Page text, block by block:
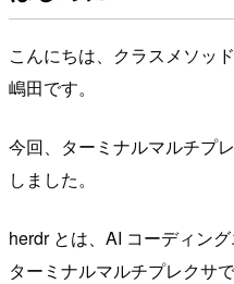
こんにちは、クラスメソッ
嶋田です。
今回、ターミナルマルチプ
しました。
herdr とは、AI コーディン
ターミナルマルチプレクサ